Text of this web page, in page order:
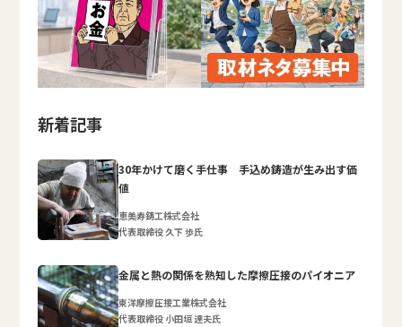
新着記事
30年かけて磨く手仕事 手込め鋳造が生み出す価
値
恵美寿鋳工株式会社
代表取締役 久下 歩氏
金属と熱の関係を熟知した摩擦圧接のパイオニア
東洋摩擦圧接工業株式会社
代表取締役 小田垣 達夫氏